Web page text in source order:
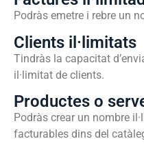
Podràs emetre i rebre un
Clients il·limitats
Tindràs la capacitat
il·limitat de clients.
Productes o
Podràs crear un nombre
facturables dins del